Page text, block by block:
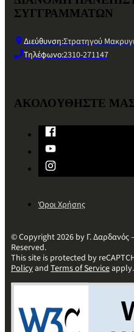
ΣΥΓΓΡΑΜΜΑΤΩΝ
Διεύθυνση:Στρατηγού
Τηλέφωνο:2310-271147
ΑΚΟΛΟΥΘΗΣΤΕ
Όροι Χρήσης
© Copyright 2026 by Γ. Δαρδανός
Reserved.
This site is protected by
Policyand Terms of Serviceapply.